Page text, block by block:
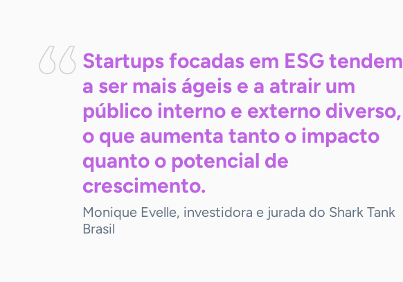
Startups focadas em ESG tendem
a ser mais ágeis e a atrair um
público interno e externo diverso,
o que aumenta tanto o impacto
quanto o potencial de
crescimento.
Monique Evelle, investidora e jurada do Shark Tank
Brasil